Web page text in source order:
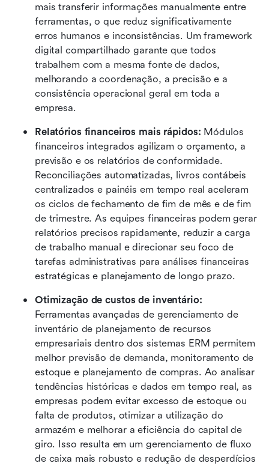
mais transferir informações manualmente entre
ferramentas, o que reduz significativamente
erros humanos e inconsistências. Um framework
digital compartilhado garante que todos
trabalhem com a mesma fonte de dados,
melhorando a coordenação, a precisão e a
consistência operacional geral em toda a
empresa.
Relatórios financeiros mais rápidos: Módulos
financeiros integrados agilizam o orçamento, a
previsão e os relatórios de conformidade.
Reconciliações automatizadas, livros contábeis
centralizados e painéis em tempo real aceleram
os ciclos de fechamento de fim de mês e de fim
de trimestre. As equipes financeiras podem gerar
relatórios precisos rapidamente, reduzir a carga
de trabalho manual e direcionar seu foco de
tarefas administrativas para análises financeiras
estratégicas e planejamento de longo prazo.
Ferramentas avançadas de gerenciamento de
inventário de planejamento de recursos
empresariais dentro dos sistemas ERM permitem
melhor previsão de demanda, monitoramento de
estoque e planejamento de compras. Ao analisar
tendências históricas e dados em tempo real, as
empresas podem evitar excesso de estoque ou
falta de produtos, otimizar a utilização do
armazém e melhorar a eficiência do capital de
giro. Isso resulta em um gerenciamento de fluxo
de caixa mais robusto e redução de desperdícios